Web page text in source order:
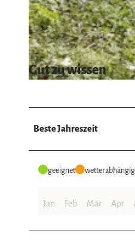
© Fotograf: Studio Schadach Goslar, BUND-
Gut zu wissen
Beste Jahreszeit
geeignet wetterabhängig
Jan Feb Mär Apr